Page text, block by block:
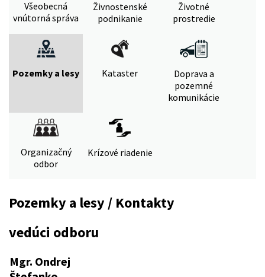
Všeobecná
vnútorná správa
Živnostenské
podnikanie
Životné
prostredie
Pozemky a lesy Kataster
Doprava a
pozemné
komunikácie
Organizačný
odbor
Krízové riadenie
Pozemky a lesy / Kontakty
vedúci odboru
Mgr. Ondrej